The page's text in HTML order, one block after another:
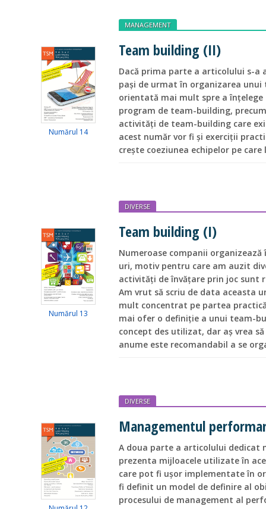
Numărul 14
MANAGEMENT
Team building (II)
Dacă prima parte a articolului s-
pași de urmat în organizarea
orientată mai mult spre a
program de team-building,
activități de team-building care
acest număr vor fi și exerciții
crește coeziunea echipelor pe
Numărul 13
DIVERSE
Team building (I)
Numeroase companii
uri, motiv pentru care am auzit
activități de învățare prin joc sunt
Am vrut să scriu de data aceasta
mult concentrat pe partea
mai ofer o definiție a unui team-
concept des utilizat, dar aș vrea
anume este recomandabil a se
DIVERSE
Managementul
A doua parte a articolului dedicat
prezenta mijloacele utilizate în
care pot fi ușor implementate în
fi definit un model de definire al
procesului de management al